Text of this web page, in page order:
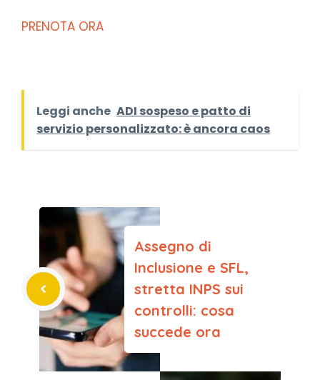
PRENOTA ORA
Leggi anche ADI sospeso e patto di
servizio personalizzato: è ancora caos
Assegno di
Inclusione e SFL,
stretta INPS sui
controlli: cosa
succede ora